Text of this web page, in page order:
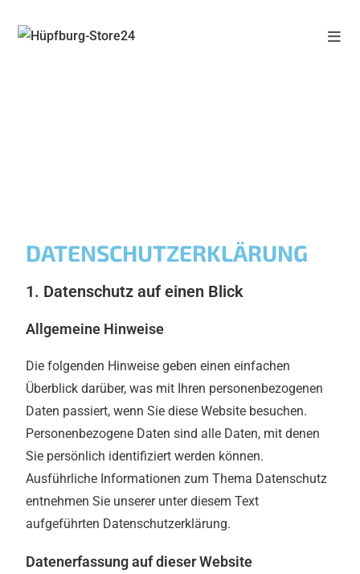
DATENSCHUTZERKLÄRUNG
1. Datenschutz auf einen Blick
Allgemeine Hinweise
Die folgenden Hinweise geben einen einfachen
Überblick darüber, was mit Ihren personenbezogenen
Daten passiert, wenn Sie diese Website besuchen.
Personenbezogene Daten sind alle Daten, mit denen
Sie persönlich identifiziert werden können.
Ausführliche Informationen zum Thema Datenschutz
entnehmen Sie unserer unter diesem Text
aufgeführten Datenschutzerklärung.
Datenerfassung auf dieser Website